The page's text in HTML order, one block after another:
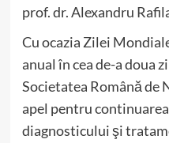
prof. dr. Alexandru
Cu ocazia Zilei
anual în cea de-a doua
Societatea Română de
apel pentru
diagnosticului şi